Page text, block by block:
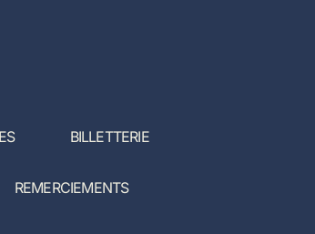
BILLETTERIE
REMERCIEMENTS